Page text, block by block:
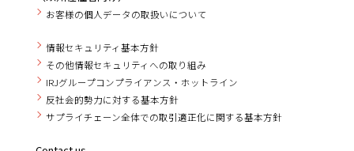
お客様の個人データの取扱いについて
情報セキュリティ基本方針
その他情報セキュリティへの取り組み
IRJグループコンプライアンス・ホットライン
反社会的勢力に対する基本方針
サプライチェーン全体での取引適正化に関する基本方針